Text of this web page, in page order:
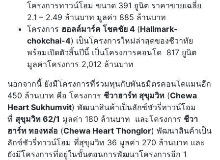
โครงการทาวน์โฮม ขนาด 391 ยูนิต ราคาขายเฉลี่ย
2.1 – 2.49 ล้านบาท มูลค่า 885 ล้านบาท
โครงการ ฮอลล์มาร์ค โชคชัย 4 (Hallmark-
chokchai-4) เป็นโครงการใหม่ล่าสุดของชีวาทัย
พร้อมเปิดตัวสิ้นปีนี้ เป็นโครงการคอนโด 817 ยูนิต
มูลค่าโครงการ 2,012 ล้านบาท
นอกจากนี้ ยังมีโครงการที่ร่วมทุนกับพันธมิตรคอนโดแมนอีก
450 ล้านบาท คือ โครงการ ชีวาฮาร์ท สุขุมวิท (Chewa
Heart Sukhumvit) พัฒนาสินค้าเป็นลักซ์ชัวรี่ทาวน์โฮม
ที่ สุขุมวิท 62/1 มูลค่า 180 ล้านบาท และโครงการ ชีวา
ฮาร์ท ทองหล่อ (Chewa Heart Thonglor) พัฒนาสินค้าเป็น
ลักซ์ชัวรี่ทาวน์โฮม ที่สุขุมวิท 36 มูลค่า 270 ล้านบาท และ
ยังมีโครงการที่อยู่ในขั้นตอนการพัฒนาโครงการอีก 1